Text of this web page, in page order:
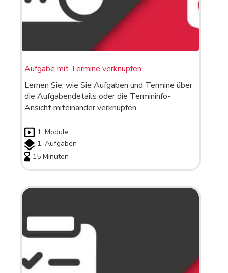
Aufgabe mit Termine verknüpfen
Lernen Sie, wie Sie Aufgaben und Termine über
die Aufgabendetails oder die Termininfo-
Ansicht miteinander verknüpfen.
1 Module
1 Aufgaben
15 Minuten